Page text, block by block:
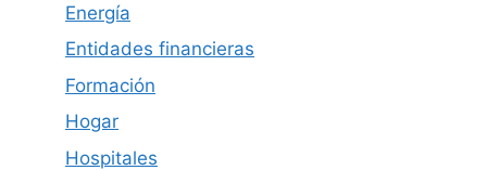
Energía
Entidades financieras
Formación
Hogar
Hospitales